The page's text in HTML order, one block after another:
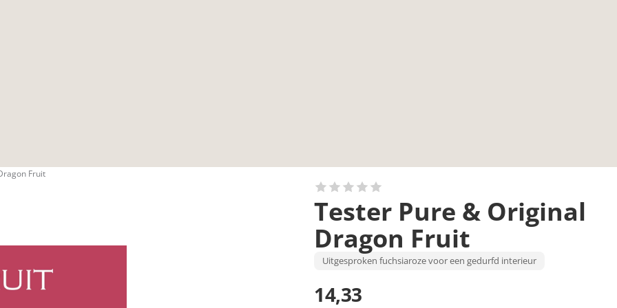
Fruit
Tester Pure & Original
Dragon Fruit
Uitgesproken fuchsiaroze voor een gedurfd interieur
14,33